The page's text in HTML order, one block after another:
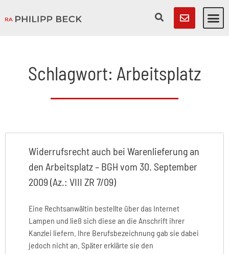
Schlagwort: Arbeitsplatz
Widerrufsrecht auch bei Warenlieferung an
den Arbeitsplatz – BGH vom 30. September
2009 (Az.: VIII ZR 7/09)
Eine Rechtsanwältin bestellte über das Internet
Lampen und ließ sich diese an die Anschrift ihrer
Kanzlei liefern. Ihre Berufsbezeichnung gab sie dabei
jedoch nicht an. Später erklärte sie den